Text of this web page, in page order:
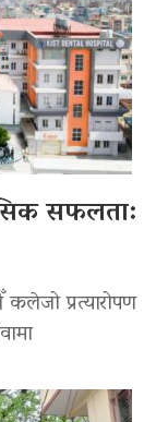
सफलता:
प्रत्यारोपण